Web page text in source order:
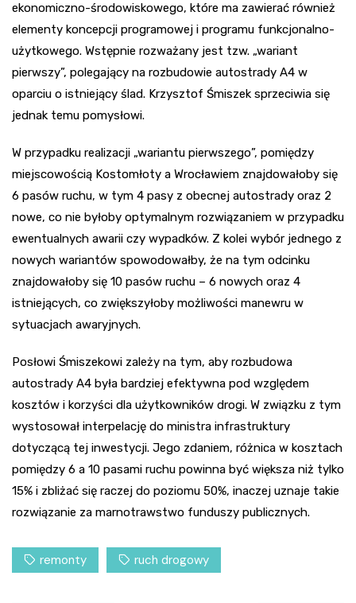
ekonomiczno-środowiskowego, które ma zawierać również
elementy koncepcji programowej i programu funkcjonalno-
użytkowego. Wstępnie rozważany jest tzw. „wariant
pierwszy”, polegający na rozbudowie autostrady A4 w
oparciu o istniejący ślad. Krzysztof Śmiszek sprzeciwia się
jednak temu pomysłowi.
W przypadku realizacji „wariantu pierwszego”, pomiędzy
miejscowością Kostomłoty a Wrocławiem znajdowałoby się
6 pasów ruchu, w tym 4 pasy z obecnej autostrady oraz 2
nowe, co nie byłoby optymalnym rozwiązaniem w przypadku
ewentualnych awarii czy wypadków. Z kolei wybór jednego z
nowych wariantów spowodowałby, że na tym odcinku
znajdowałoby się 10 pasów ruchu – 6 nowych oraz 4
istniejących, co zwiększyłoby możliwości manewru w
sytuacjach awaryjnych.
Posłowi Śmiszekowi zależy na tym, aby rozbudowa
autostrady A4 była bardziej efektywna pod względem
kosztów i korzyści dla użytkowników drogi. W związku z tym
wystosował interpelację do ministra infrastruktury
dotyczącą tej inwestycji. Jego zdaniem, różnica w kosztach
pomiędzy 6 a 10 pasami ruchu powinna być większa niż tylko
15% i zbliżać się raczej do poziomu 50%, inaczej uznaje takie
rozwiązanie za marnotrawstwo funduszy publicznych.
remonty ruch drogowy